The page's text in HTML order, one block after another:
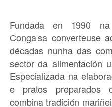
Fundada en 1990
Congalsa converteuse
décadas nunha das
sector da alimentación
Especializada na
e pratos preparados
combina tradición